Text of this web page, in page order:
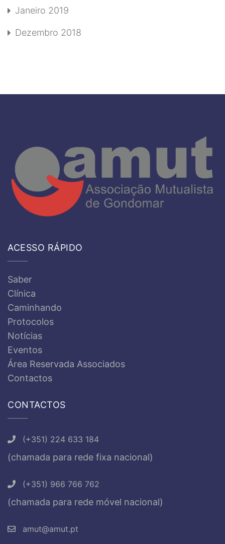
Janeiro 2019
Dezembro 2018
ACESSO RÁPIDO
Saber
Clínica
Caminhando
Protocolos
Notícias
Eventos
Área Reservada Associados
Contactos
CONTACTOS
(+351) 224 633 184
(chamada para rede fixa nacional)
(+351) 966 766 762
(chamada para rede móvel nacional)
amut@amut.pt